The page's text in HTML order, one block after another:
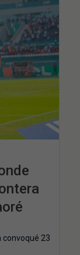
convoqué 23